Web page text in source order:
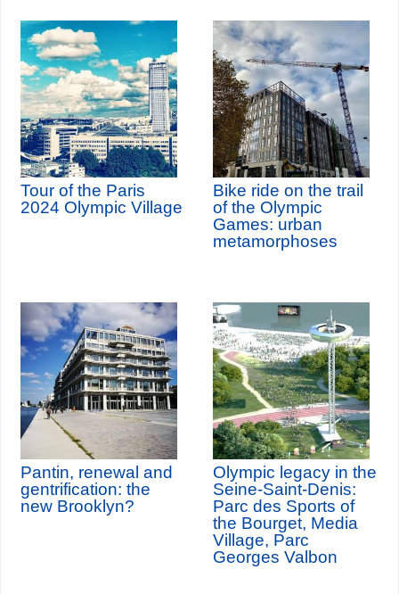
Tour of the Paris
2024 Olympic Village
Bike ride on the trail
of the Olympic
Games: urban
metamorphoses
Pantin, renewal and
gentrification: the
new Brooklyn?
Olympic legacy in the
Seine-Saint-Denis:
Parc des Sports of
the Bourget, Media
Village, Parc
Georges Valbon